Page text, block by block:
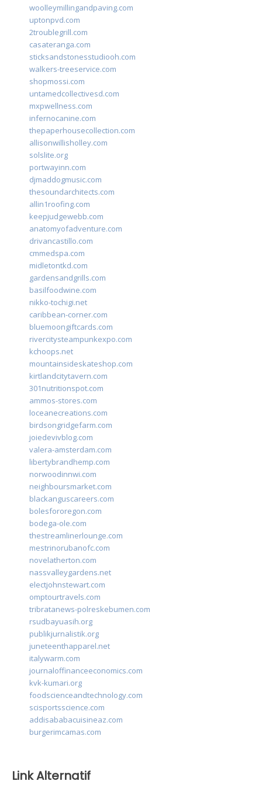
woolleymillingandpaving.com
uptonpvd.com
2troublegrill.com
casateranga.com
sticksandstonesstudiooh.com
walkers-treeservice.com
shopmossi.com
untamedcollectivesd.com
mxpwellness.com
infernocanine.com
thepaperhousecollection.com
allisonwillisholley.com
solslite.org
portwayinn.com
djmaddogmusic.com
thesoundarchitects.com
allin1roofing.com
keepjudgewebb.com
anatomyofadventure.com
drivancastillo.com
cmmedspa.com
midletontkd.com
gardensandgrills.com
basilfoodwine.com
nikko-tochigi.net
caribbean-corner.com
bluemoongiftcards.com
rivercitysteampunkexpo.com
kchoops.net
mountainsideskateshop.com
kirtlandcitytavern.com
301nutritionspot.com
ammos-stores.com
loceanecreations.com
birdsongridgefarm.com
joiedevivblog.com
valera-amsterdam.com
libertybrandhemp.com
norwoodinnwi.com
neighboursmarket.com
blackanguscareers.com
bolesfororegon.com
bodega-ole.com
thestreamlinerlounge.com
mestrinorubanofc.com
novelatherton.com
nassvalleygardens.net
electjohnstewart.com
omptourtravels.com
tribratanews-polreskebumen.com
rsudbayuasih.org
publikjurnalistik.org
juneteenthapparel.net
italywarm.com
journaloffinanceeconomics.com
kvk-kumari.org
foodscienceandtechnology.com
scisportsscience.com
addisababacuisineaz.com
burgerimcamas.com
Link Alternatif